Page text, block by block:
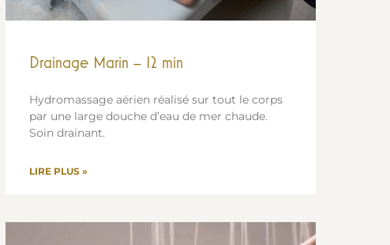
Drainage Marin – 12 min
Hydromassage aérien réalisé sur tout le corps
par une large douche d’eau de mer chaude.
Soin drainant.
LIRE PLUS »